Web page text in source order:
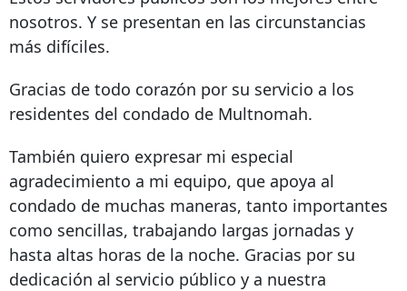
nosotros. Y se presentan en las circunstancias
más difíciles.
Gracias de todo corazón por su servicio a los
residentes del condado de Multnomah.
También quiero expresar mi especial
agradecimiento a mi equipo, que apoya al
condado de muchas maneras, tanto importantes
como sencillas, trabajando largas jornadas y
hasta altas horas de la noche. Gracias por su
dedicación al servicio público y a nuestra